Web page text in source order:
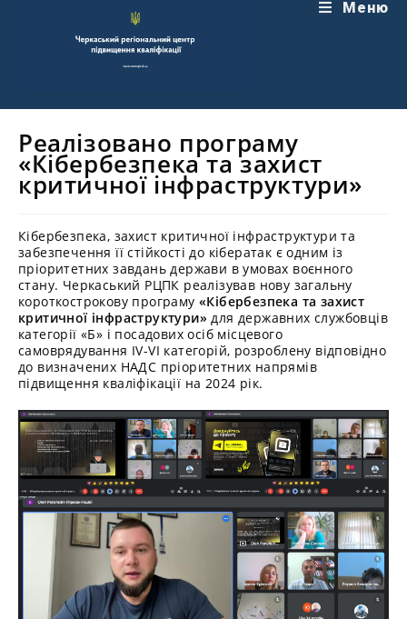
Меню
Реалізовано програму
«Кібербезпека та захист
критичної інфраструктури»
Кібербезпека, захист критичної інфраструктури та
забезпечення її стійкості до кібератак є одним із
пріоритетних завдань держави в умовах воєнного
стану. Черкаський РЦПК реалізував нову загальну
короткострокову програму «Кібербезпека та захист
критичної інфраструктури»для державних службовців
категорії «Б» і посадових осіб місцевого
самоврядування IV-VI категорій, розроблену відповідно
до визначених НАДС пріоритетних напрямів
підвищення кваліфікації на 2024 рік.